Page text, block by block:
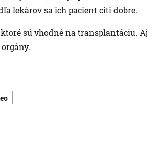
lekárov sa ich pacient cíti dobre.
sú vhodné na transplantáciu. Aj